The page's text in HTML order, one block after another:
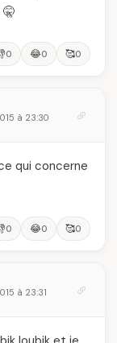
0 😂0 🥰0
à 23:30
qui concerne
0 😂0 🥰0
à 23:31